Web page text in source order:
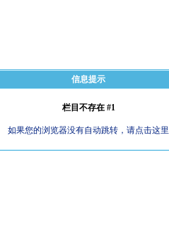
信息提示
栏目不存在 #1
如果您的浏览器没有自动跳转，请点击这里